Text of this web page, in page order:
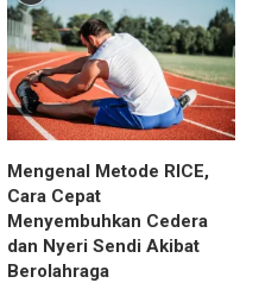
Mengenal Metode RICE,
Cara Cepat
Menyembuhkan Cedera
dan Nyeri Sendi Akibat
Berolahraga